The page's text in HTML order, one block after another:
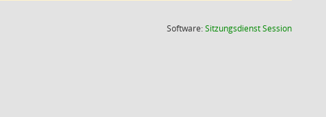
Software:SitzungsdienstSession(Wird in